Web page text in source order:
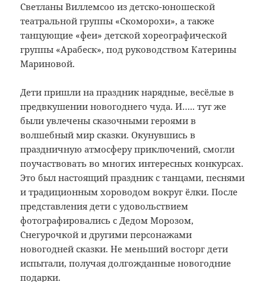
Светланы Виллемсоо из детско-юношеской
театральной группы «Скоморохи», а также
танцующие «феи» детской хореографической
группы «Арабеск», под руководством Катерины
Мариновой.
Дети пришли на праздник нарядные, весёлые в
предвкушении новогоднего чуда. И….. тут же
были увлечены сказочными героями в
волшебный мир сказки. Окунувшись в
праздничную атмосферу приключений, смогли
поучаствовать во многих интересных конкурсах.
Это был настоящий праздник с танцами, песнями
и традиционным хороводом вокруг ёлки. После
представления дети с удовольствием
фотографировались с Дедом Морозом,
Снегурочкой и другими персонажами
новогодней сказки. Не меньший восторг дети
испытали, получая долгожданные новогодние
подарки.